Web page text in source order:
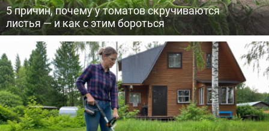
5 причин, почему у томатов скручиваются
листья — и как с этим бороться